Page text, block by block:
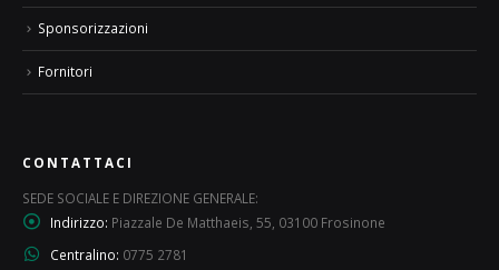
Sponsorizzazioni
Fornitori
CONTATTACI
SEDE SOCIALE E DIREZIONE GENERALE:
Indirizzo: Piazzale De Matthaeis, 55, 03100 Frosinone
Centralino: 0775 2781